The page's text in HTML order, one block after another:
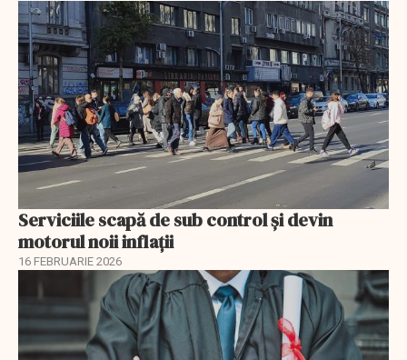
Serviciile scapă de sub control și devin
motorul noii inflații
16 FEBRUARIE 2026